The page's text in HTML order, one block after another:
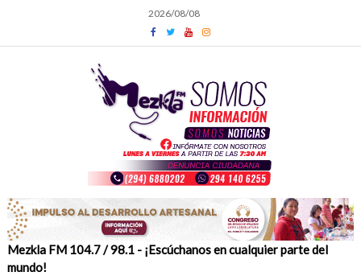
content
2026/08/08
Mezkla FM 104.7 / 98.1 - ¡Escúchanos en cualquier parte del
mundo!